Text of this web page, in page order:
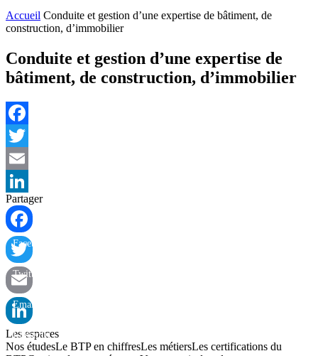
Accueil Conduite et gestion d’une expertise de bâtiment, de
construction, d’immobilier
Conduite et gestion d’une expertise de
bâtiment, de construction, d’immobilier
Facebook
Twitter
Email
LinkedIn
Partager
Facebook
Twitter
Email
LinkedIn
Les espaces
Nos étudesLe BTP en chiffresLes métiersLes certifications du